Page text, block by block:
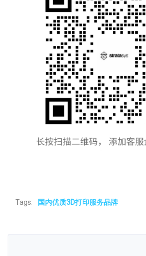
Tags: 国内优质3D打印服务品牌